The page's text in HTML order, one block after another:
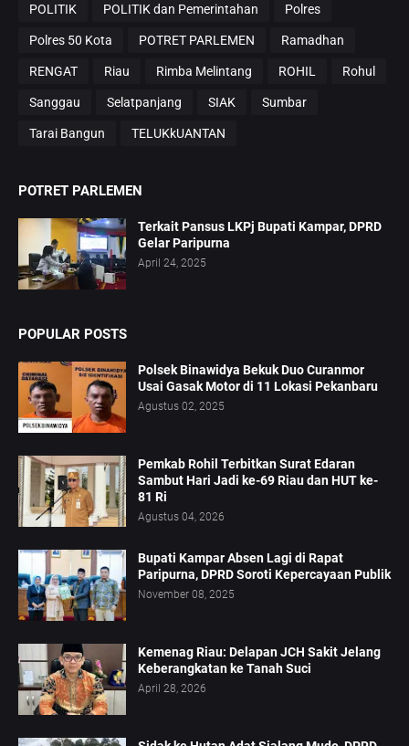
POLITIK POLITIK dan Pemerintahan Polres
Polres 50 Kota POTRET PARLEMEN Ramadhan
RENGAT Riau Rimba Melintang ROHIL Rohul
Sanggau Selatpanjang SIAK Sumbar
Tarai Bangun TELUKkUANTAN
POTRET PARLEMEN
Terkait Pansus LKPj Bupati Kampar, DPRD
Gelar Paripurna
April 24, 2025
POPULAR POSTS
Polsek Binawidya Bekuk Duo Curanmor
Usai Gasak Motor di 11 Lokasi Pekanbaru
Agustus 02, 2025
Pemkab Rohil Terbitkan Surat Edaran
Sambut Hari Jadi ke-69 Riau dan HUT ke-
81 Ri
Agustus 04, 2026
Bupati Kampar Absen Lagi di Rapat
Paripurna, DPRD Soroti Kepercayaan Publik
November 08, 2025
Kemenag Riau: Delapan JCH Sakit Jelang
Keberangkatan ke Tanah Suci
April 28, 2026